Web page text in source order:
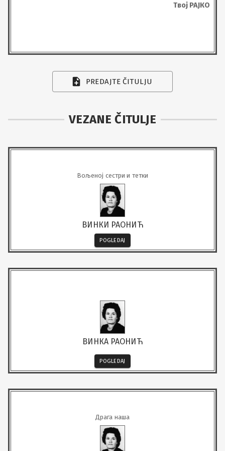
Твој РАЈКО
PREDAJTE ČITULJU
VEZANE ČITULJE
Вољеној сестри и тетки
ВИНКИ РАОНИЋ
POGLEDAJ
ВИНКА РАОНИЋ
POGLEDAJ
Драга наша